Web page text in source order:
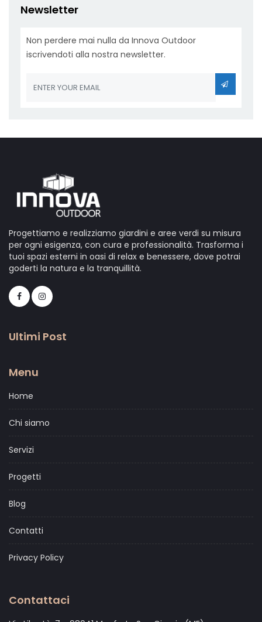
Newsletter
Non perdere mai nulla da Innova Outdoor
iscrivendoti alla nostra newsletter.
Progettiamo e realizziamo giardini e aree verdi su misura
per ogni esigenza, con cura e professionalità. Trasforma i
tuoi spazi esterni in oasi di relax e benessere, dove potrai
goderti la natura e la tranquillità.
Ultimi Post
Menu
Home
Chi siamo
Servizi
Progetti
Blog
Contatti
Privacy Policy
Contattaci